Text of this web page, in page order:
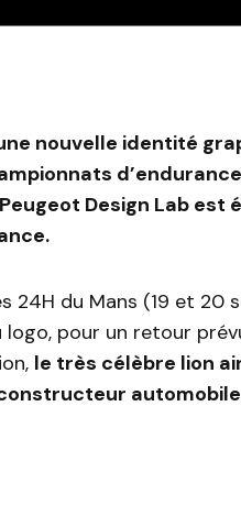
nouvelle identité
Design Lab
24H du Mans (19 et
logo, pour un retour
le très célèbre lion